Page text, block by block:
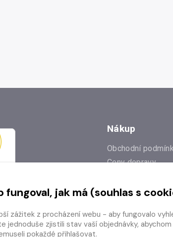
Nákup
Obchodní
Ceny dopravy
Prodejna
Odstoupení od
fungoval, jak má (souhlas s
zážitek z procházení webu - aby fungovalo
jednoduše zjistili stav vaší objednávky,
pokaždé přihlašovat.